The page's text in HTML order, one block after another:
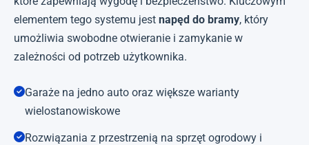
elementem tego systemu jest napęd do bramy, który
umożliwia swobodne otwieranie i zamykanie w
zależności od potrzeb użytkownika.
Garaże na jedno auto oraz większe warianty
wielostanowiskowe
Rozwiązania z przestrzenią na sprzęt ogrodowy i